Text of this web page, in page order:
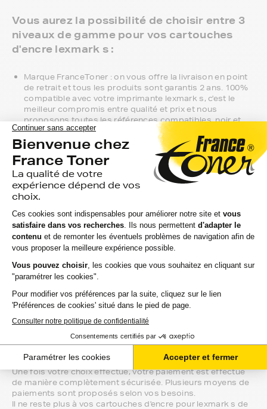
Vous aurez la possibilité de choisir entre 3
niveaux de gamme pour vos cartouches
d'encre lexmark s :
Marque FranceToner : on vous offre la livraison en point
de retrait et tous les produits sont garantis 2 ans. 100%
compatible avec votre imprimante lexmark s, c'est le
meilleur compromis entre qualité et prix et nous
proposons toutes les références compatibles, noir et
couleur, en pack ou à l’unité, selon le modèle et la gamme
de votre imprimante.
Gamme 1er Prix : compatibles avec votre imprimante
lexmark s, ces produits sans marque sont ceux de notre
gamme discount.
Marque constructeur : si vous avez l'habitude d'aller
chercher vos cartouches d'encre lexmark s en magasin,
gagnez du temps en vous faisant livrer directement chez
vous.
compatibilité de votre produit avec votre
votre écoute.
meilleur choix ou sur l'installation de vos cartouches
votre espace client ou directement par téléphone.
Une fois votre choix effectué, votre paiement est effectué
de manière complètement sécurisée. Plusieurs moyens de
paiements sont proposés selon vos besoins.
Il ne reste plus à vos cartouches d'encre pour lexmark s de